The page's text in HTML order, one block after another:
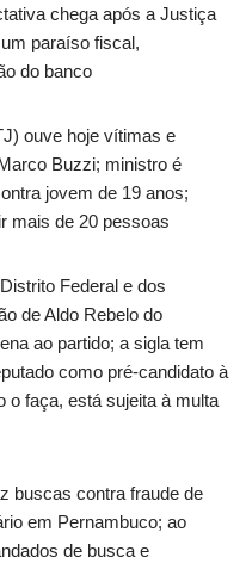
chega após a Justiça
paraíso fiscal,
do banco
ouve hoje vítimas e
Buzzi; ministro é
jovem de 19 anos;
mais de 20 pessoas
Federal e dos
de Aldo Rebelo do
ao partido; a sigla tem
como pré-candidato à
o faça, está sujeita à multa
buscas contra fraude de
em Pernambuco; ao
de busca e